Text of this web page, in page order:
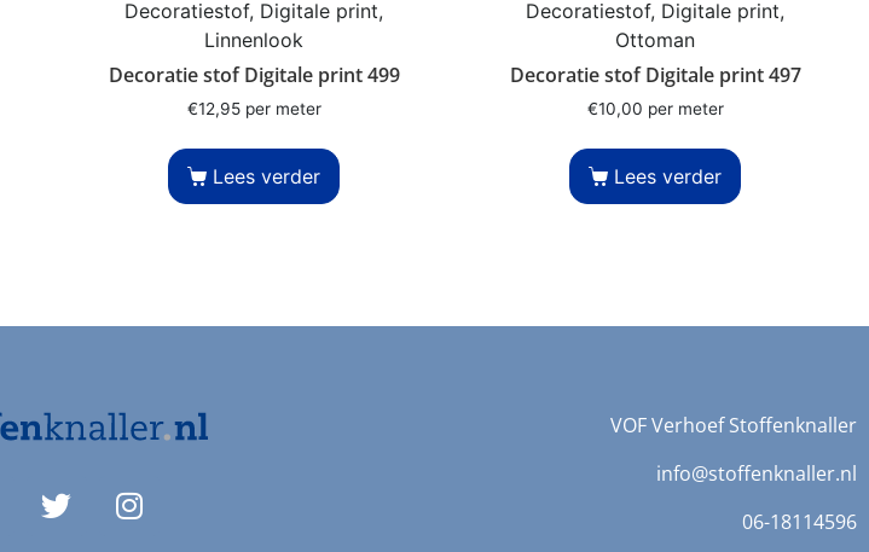
Decoratiestof, Digitale print,
Linnenlook
Decoratie stof Digitale print 499
€12,95 per meter
Lees verder
Decoratiestof, Digitale print,
Ottoman
Decoratie stof Digitale print 497
€10,00 per meter
Lees verder
VOF Verhoef Stoffenknaller
info@stoffenknaller.nl
06-18114596